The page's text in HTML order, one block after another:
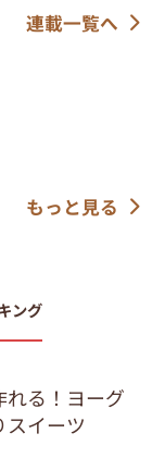
連載一覧へ
もっと見る
ング
れる！ヨーグ
スイーツ